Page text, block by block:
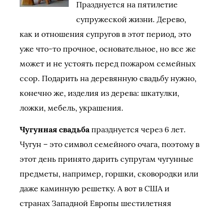
Празднуется на пятилетие
супружеской жизни. Дерево,
как и отношения супругов в этот период, это
уже что-то прочное, основательное, но все же
может и не устоять перед пожаром семейных
ссор. Подарить на деревянную свадьбу нужно,
конечно же, изделия из дерева: шкатулки,
ложки, мебель, украшения.
Чугунная свадьбапразднуется через 6 лет.
Чугун – это символ семейного очага, поэтому в
этот день принято дарить супругам чугунные
предметы, например, горшки, сковородки или
даже каминную решетку. А вот в США и
странах Западной Европы шестилетняя